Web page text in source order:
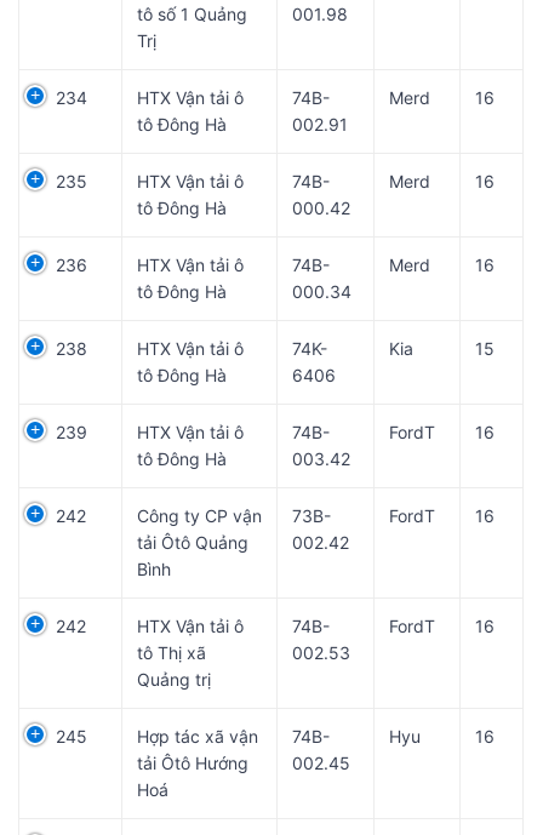
tô số 1 Quảng
Trị
001.98
234
HTX Vận tải ô
tô Đông Hà
74B-
002.91
Merd 16
235
HTX Vận tải ô
tô Đông Hà
74B-
000.42
Merd 16
236
HTX Vận tải ô
tô Đông Hà
74B-
000.34
Merd 16
238
HTX Vận tải ô
tô Đông Hà
74K-
6406
Kia 15
239
HTX Vận tải ô
tô Đông Hà
74B-
003.42
FordT 16
242
Công ty CP vận
tải Ôtô Quảng
Bình
73B-
002.42
FordT 16
242
HTX Vận tải ô
tô Thị xã
Quảng trị
74B-
002.53
FordT 16
245
Hợp tác xã vận
tải Ôtô Hướng
Hoá
74B-
002.45
Hyu 16